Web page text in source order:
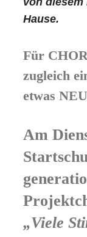
Hause.
Für
zugleich
etwas
Am
„Viele